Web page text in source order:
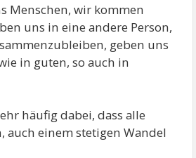
Menschen, wir kommen
uns in eine andere Person,
geben uns
in guten, so auch in
häufig dabei, dass alle
auch einem stetigen Wandel